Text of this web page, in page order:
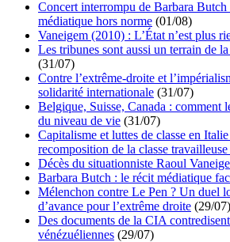
Concert interrompu de Barbara Butch
médiatique hors norme (01/08)
Vaneigem (2010) : L’État n’est plus
Les tribunes sont aussi un terrain de
(31/07)
Contre l’extrême-droite et
solidarité internationale (31/07)
Belgique, Suisse, Canada : comment
du niveau de vie (31/07)
Capitalisme et luttes de classe en
recomposition de la classe travailleuse
Décès du situationniste Raoul
Barbara Butch : le récit médiatique
Mélenchon contre Le Pen ? Un duel
d’avance pour l’extrême droite (29/07)
Des documents de la CIA
vénézuéliennes (29/07)